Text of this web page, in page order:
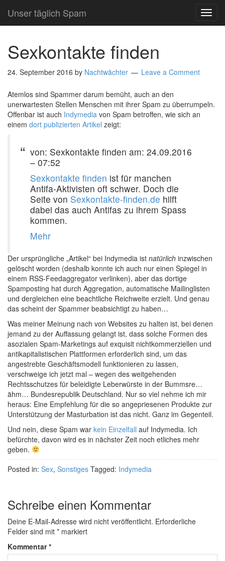
Unser täglich Spam
Sexkontakte finden
24. September 2016 by Nachtwächter Leave a Comment
Atemlos sind Spammer darum bemüht, auch an den
unerwartesten Stellen Menschen mit ihrer Spam zu überrumpeln.
Offenbar ist auch Indymedia von Spam betroffen, wie sich an
einem dort publizierten Artikel zeigt:
von: Sexkontakte finden am: 24.09.2016
– 07:52
Sexkontakte finden ist für manchen
Antifa-Aktivisten oft schwer. Doch die
Seite von Sexkontakte-finden.de hilft
dabei das auch Antifas zu ihrem Spass
kommen.
Mehr
Der ursprüngliche „Artikel“ bei Indymedia ist natürlich inzwischen
gelöscht worden (deshalb konnte ich auch nur einen Spiegel in
einem RSS-Feedaggregator verlinken), aber das dortige
Spamposting hat durch Aggregation, automatische Mailinglisten
und dergleichen eine beachtliche Reichweite erzielt. Und genau
das scheint der Spammer beabsichtigt zu haben…
Was meiner Meinung nach von Websites zu halten ist, bei denen
jemand zu der Auffassung gelangt ist, dass solche Formen des
asozialen Spam-Marketings auf exquisit nichtkommerziellen und
antikapitalistischen Plattformen erforderlich sind, um das
angestrebte Geschäftsmodell funktionieren zu lassen,
verschweige ich jetzt mal – wegen des weitgehenden
Rechtsschutzes für beleidigte Leberwürste in der Bummsre…
ähm… Bundesrepublik Deutschland. Nur so viel nehme ich mir
heraus: Eine Empfehlung für die so angepriesenen Produkte zur
Unterstützung der Masturbation ist das nicht. Ganz im Gegenteil.
Und nein, diese Spam war kein Einzelfall auf Indymedia. Ich
befürchte, davon wird es in nächster Zeit noch etliches mehr
geben.
Posted in: Sex, Sonstiges Tagged: Indymedia
Schreibe einen Kommentar
Deine E-Mail-Adresse wird nicht veröffentlicht. Erforderliche
Felder sind mit * markiert
Kommentar*